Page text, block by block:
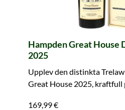
Hampden Great
2025
Upplev den distinkta
Great House 2025, kraftfull
169,99 €